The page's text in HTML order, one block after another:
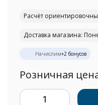
Расчёт
Доставка магазина:
Начислим+2 бонусов
Розничная